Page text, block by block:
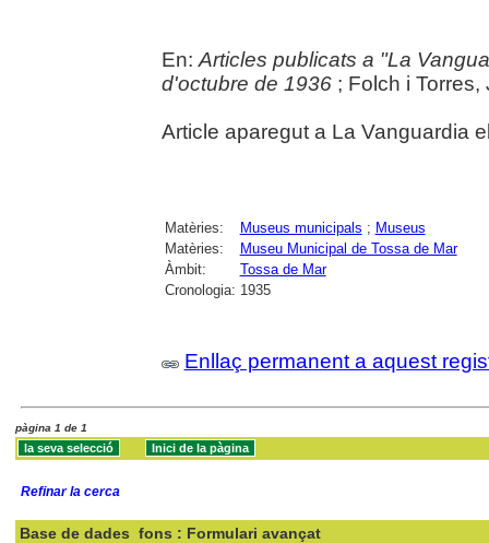
En: Articles publicats a "La
d'octubre de 1936; Folch i Torres,
Article aparegut a La Vanguardia
Matèries: Museus municipals ; Museus
Matèries:
Museu Municipal de Tossa de Mar
Àmbit:
Tossa de Mar
Cronologia: 1935
Enllaç permanent a aquest
pàgina 1 de 1
Refinar la cerca
Base de dades fons : Formulari avançat